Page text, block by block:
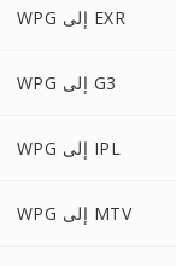
WPG إلى EXR
WPG إلى G3
WPG إلى IPL
WPG إلى MTV